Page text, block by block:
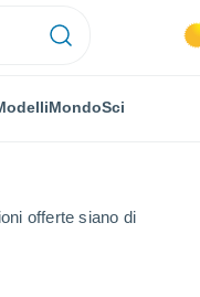
offerte siano di
MondoSci